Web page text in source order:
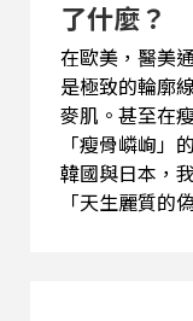
了什麼？
在歐美，醫美
是極致的輪廓
麥肌。甚至在
「瘦骨嶙峋」
韓國與日本，
「天生麗質的